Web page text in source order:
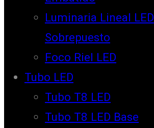
Luminaria Lineal LED
Sobrepuesto
Foco Riel LED
Tubo LED
Tubo T8 LED
Tubo T8 LED Base